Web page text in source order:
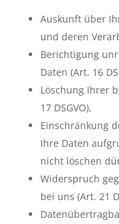
Auskunft über
und deren
Berichtigung
Daten (Art. 16
Löschung Ihrer
17 DSGVO),
Einschränkung
Ihre Daten
nicht löschen
Widerspruch
bei uns (Art. 21